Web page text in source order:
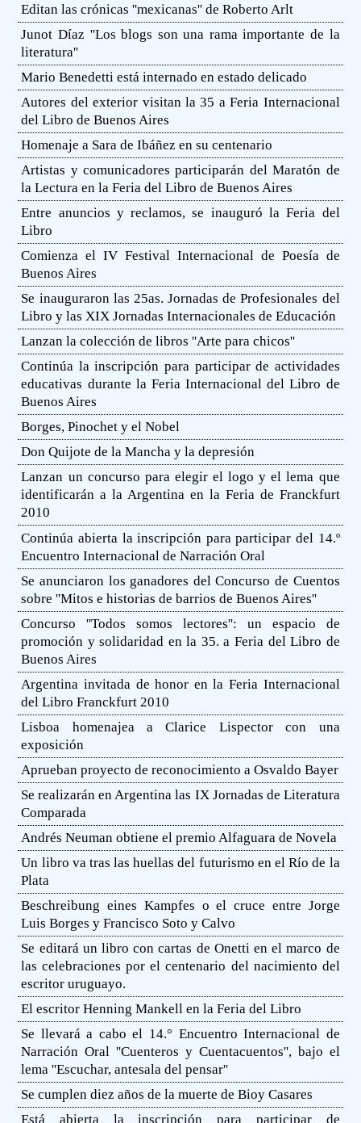
Editan las crónicas ''mexicanas'' de Roberto Arlt
Junot Díaz ''Los blogs son una rama importante de la
literatura''
Mario Benedetti está internado en estado delicado
Autores del exterior visitan la 35 a Feria Internacional
del Libro de Buenos Aires
Homenaje a Sara de Ibáñez en su centenario
Artistas y comunicadores participarán del Maratón de
la Lectura en la Feria del Libro de Buenos Aires
Entre anuncios y reclamos, se inauguró la Feria del
Libro
Comienza el IV Festival Internacional de Poesía de
Buenos Aires
Se inauguraron las 25as. Jornadas de Profesionales del
Libro y las XIX Jornadas Internacionales de Educación
Lanzan la colección de libros ''Arte para chicos''
Continúa la inscripción para participar de actividades
educativas durante la Feria Internacional del Libro de
Buenos Aires
Borges, Pinochet y el Nobel
Don Quijote de la Mancha y la depresión
Lanzan un concurso para elegir el logo y el lema que
identificarán a la Argentina en la Feria de Franckfurt
2010
Continúa abierta la inscripción para participar del 14.º
Encuentro Internacional de Narración Oral
Se anunciaron los ganadores del Concurso de Cuentos
sobre ''Mitos e historias de barrios de Buenos Aires''
Concurso ''Todos somos lectores'': un espacio de
promoción y solidaridad en la 35. a Feria del Libro de
Buenos Aires
Argentina invitada de honor en la Feria Internacional
del Libro Franckfurt 2010
Lisboa homenajea a Clarice Lispector con una
exposición
Aprueban proyecto de reconocimiento a Osvaldo Bayer
Se realizarán en Argentina las IX Jornadas de Literatura
Comparada
Andrés Neuman obtiene el premio Alfaguara de Novela
Un libro va tras las huellas del futurismo en el Río de la
Plata
Beschreibung eines Kampfes o el cruce entre Jorge
Luis Borges y Francisco Soto y Calvo
Se editará un libro con cartas de Onetti en el marco de
las celebraciones por el centenario del nacimiento del
escritor uruguayo.
El escritor Henning Mankell en la Feria del Libro
Se llevará a cabo el 14.° Encuentro Internacional de
Narración Oral ''Cuenteros y Cuentacuentos'', bajo el
lema ''Escuchar, antesala del pensar''
Se cumplen diez años de la muerte de Bioy Casares
Está abierta la inscripción para participar de